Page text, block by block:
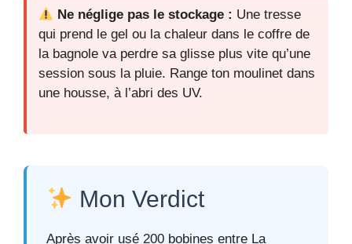
Ne néglige pas le stockage : Une tresse
qui prend le gel ou la chaleur dans le coffre de
la bagnole va perdre sa glisse plus vite qu’une
session sous la pluie. Range ton moulinet dans
une housse, à l’abri des UV.
Mon Verdict
Après avoir usé 200 bobines entre La